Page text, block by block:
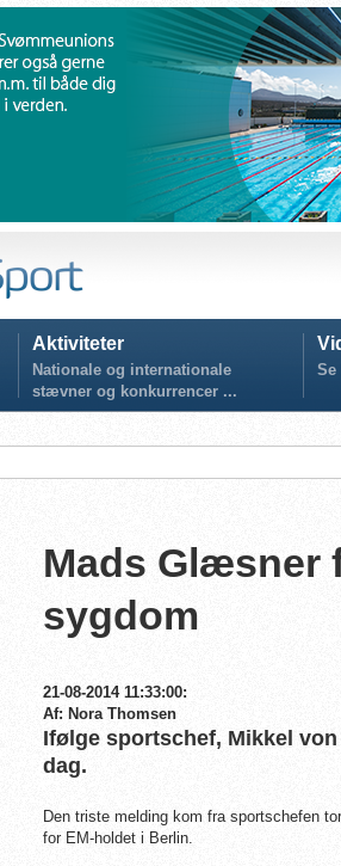
Aktiviteter
Nationale og internationale
stævner og konkurrencer ...
Se
Mads Glæsner
sygdom
21-08-2014 11:33:00:
Af: Nora Thomsen
Ifølge sportschef, Mikkel
dag.
Den triste melding kom fra sportschefen
for EM-holdet i Berlin.